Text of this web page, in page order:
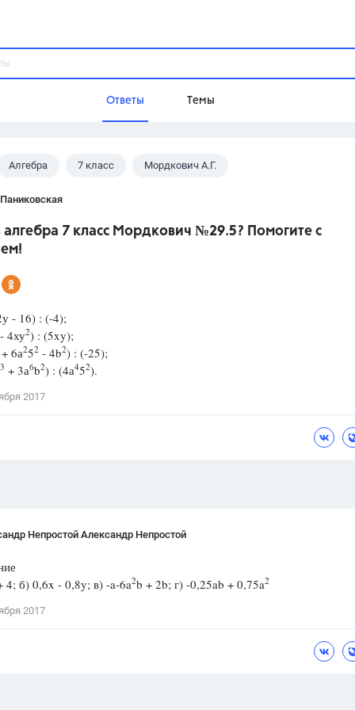
Ответы Темы
Домашнее задание
Красота,
Алгебра 7 класс Мордкович А.Г.
алгебра 7 класс Мордкович №29.5? Помогите с
- 16) : (-4);
4ху2) : (5xy);
6а252 - 4b2) : (-25);
3 + 3а6b2) : (4а452).
2017
Непростой Александр Непростой
4; б) 0,6x - 0,8y; в) -a-6a2b + 2b; г) -0,25ab + 0,75a2
2017